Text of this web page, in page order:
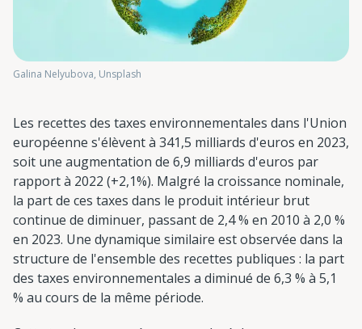
Galina Nelyubova, Unsplash
Les recettes des taxes environnementales dans l'Union
européenne s'élèvent à 341,5 milliards d'euros en 2023,
soit une augmentation de 6,9 milliards d'euros par
rapport à 2022 (+2,1%). Malgré la croissance nominale,
la part de ces taxes dans le produit intérieur brut
continue de diminuer, passant de 2,4 % en 2010 à 2,0 %
en 2023. Une dynamique similaire est observée dans la
structure de l'ensemble des recettes publiques : la part
des taxes environnementales a diminué de 6,3 % à 5,1
% au cours de la même période.